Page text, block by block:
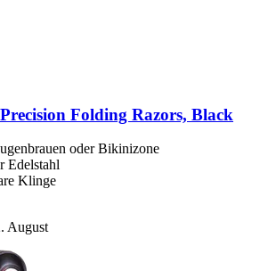
Precision Folding Razors, Black
oder Bikinizone
Edelstahl
Klinge
August